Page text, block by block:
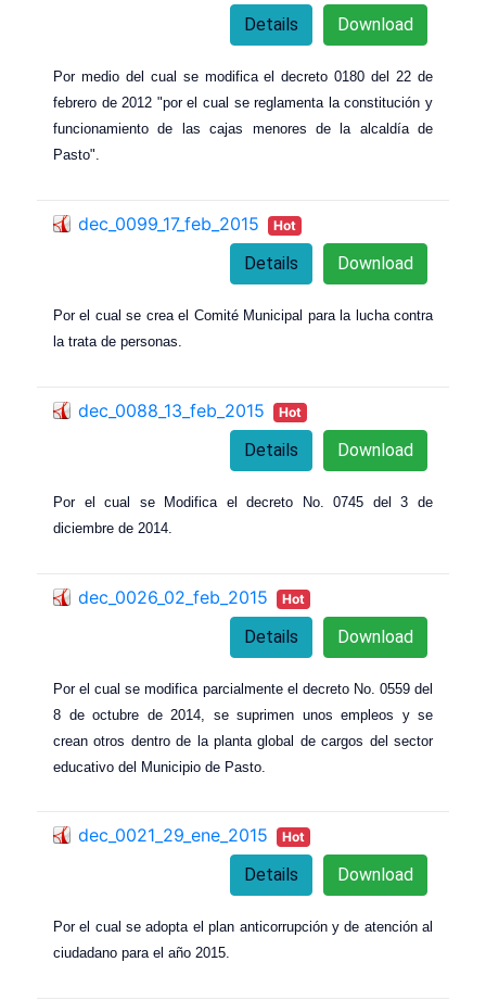
Download
Details
Por medio del cual se modifica el decreto 0180 del 22 de
febrero de 2012 "por el cual se reglamenta la constitución y
funcionamiento de las cajas menores de la alcaldía de
Pasto".
dec_0099_17_feb_2015 Hot
Download
Details
Por el cual se crea el Comité Municipal para la lucha contra
la trata de personas.
dec_0088_13_feb_2015 Hot
Download
Details
Por el cual se Modifica el decreto No. 0745 del 3 de
diciembre de 2014.
dec_0026_02_feb_2015 Hot
Download
Details
Por el cual se modifica parcialmente el decreto No. 0559 del
8 de octubre de 2014, se suprimen unos empleos y se
crean otros dentro de la planta global de cargos del sector
educativo del Municipio de Pasto.
dec_0021_29_ene_2015 Hot
Download
Details
Por el cual se adopta el plan anticorrupción y de atención al
ciudadano para el año 2015.